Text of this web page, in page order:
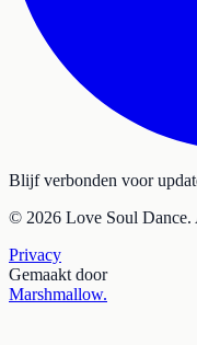
Blijf verbonden voor
© 2026 Love Soul Dance.
Privacy
Gemaakt door
Marshmallow.